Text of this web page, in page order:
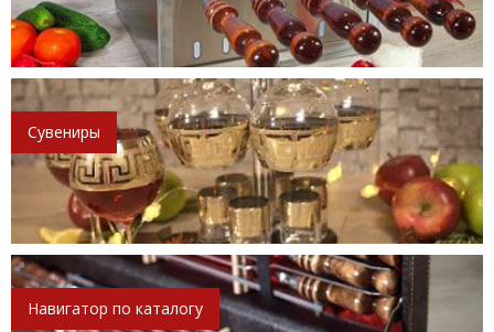
Сувениры
Навигатор по каталогу